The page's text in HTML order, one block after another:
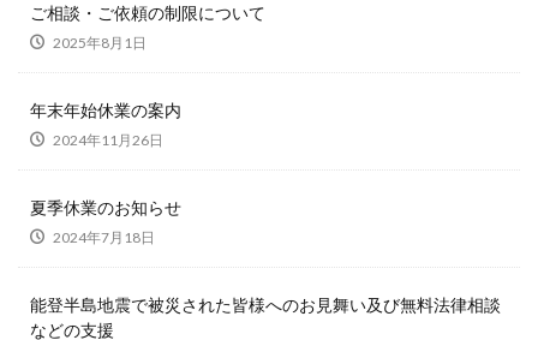
ご相談・ご依頼の制限について
2025年8月1日
年末年始休業の案内
2024年11月26日
夏季休業のお知らせ
2024年7月18日
能登半島地震で被災された皆様へのお見舞い及び無料法律相談
などの支援